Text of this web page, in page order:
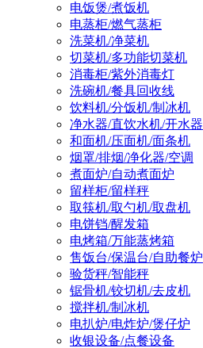
电饭煲/煮饭机
电蒸柜/燃气蒸柜
洗菜机/净菜机
切菜机/多功能切菜机
消毒柜/紫外消毒灯
洗碗机/餐具回收线
饮料机/分饭机/制冰机
净水器/直饮水机/开水器
和面机/压面机/面条机
烟罩/排烟/净化器/空调
煮面炉/自动煮面炉
留样柜/留样秤
取筷机/取勺机/取盘机
电饼铛/醒发箱
电烤箱/万能蒸烤箱
售饭台/保温台/自助餐炉
验货秤/智能秤
锯骨机/铰切机/去皮机
搅拌机/制冰机
电扒炉/电炸炉/煲仔炉
收银设备/点餐设备